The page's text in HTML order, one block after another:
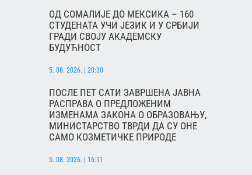
ОД СОМАЛИЈЕ ДО МЕКСИКА – 160
СТУДЕНАТА УЧИ ЈЕЗИК И У СРБИЈИ
ГРАДИ СВОЈУ АКАДЕМСКУ
БУДУЋНОСТ
5. 08. 2026. | 20:30
ПОСЛЕ ПЕТ САТИ ЗАВРШЕНА ЈАВНА
РАСПРАВА О ПРЕДЛОЖЕНИМ
ИЗМЕНАМА ЗАКОНА О ОБРАЗОВАЊУ,
МИНИСТАРСТВО ТВРДИ ДА СУ ОНЕ
САМО КОЗМЕТИЧКЕ ПРИРОДЕ
5. 08. 2026. | 16:11